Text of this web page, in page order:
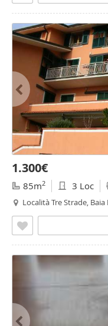
1.300€
85m2 3 Loc
Località Tre Strade,